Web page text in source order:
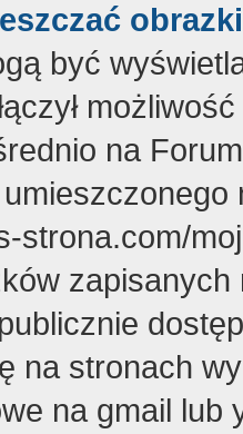
być
na
strona.com/
na stronach
na gmail lub